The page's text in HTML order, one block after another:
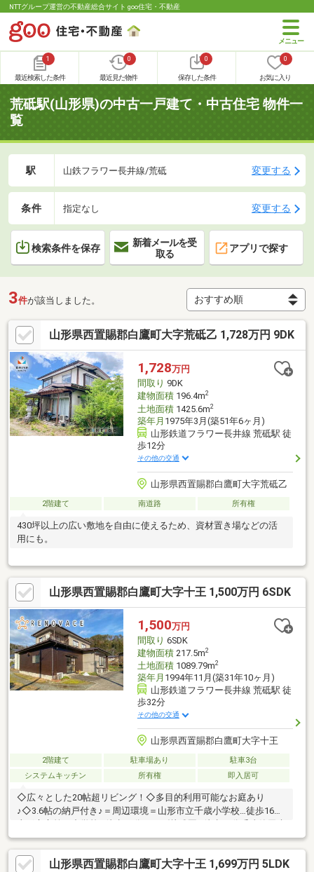
NTTグループ運営の不動産総合サイト goo住宅・不動産
1
最近検索した条件
0
最近見た物件
0
保存した条件
0
お気に入り
荒砥駅(山形県)の中古一戸建て・中古住宅 物件一
覧
駅 山鉄フラワー長井線/荒砥 変更する
条件 指定なし 変更する
検索条件を保存
新着メールを受
取る
アプリで探す
3件が該当しました。
山形県西置賜郡白鷹町大字荒砥乙 1,728万円 9DK
1,728万円
間取り 9DK
建物面積196.4m2
土地面積1425.6m2
築年月 1975年3月(築51年6ヶ月)
山形鉄道フラワー長井線 荒砥駅 徒
歩12分
その他の交通
山形県西置賜郡白鷹町大字荒砥乙
2階建て 南道路 所有権
430坪以上の広い敷地を自由に使えるため、資材置き場などの活
用にも。
山形県西置賜郡白鷹町大字十王 1,500万円 6SDK
1,500万円
間取り 6SDK
建物面積217.5m2
土地面積1089.79m2
築年月 1994年11月(築31年10ヶ月)
山形鉄道フラワー長井線 荒砥駅 徒
歩32分
その他の交通
山形県西置賜郡白鷹町大字十王
2階建て 駐車場あり
駐車3台
システムキッチン
所有権 即入居可
◇広々とした20帖超リビング！◇多目的利用可能なお庭あり
♪◇3.6帖の納戸付き♪＝周辺環境＝山形市立千歳小学校…徒歩16分
院…徒歩17分ヨークベニマル…徒歩17分ウエルシア…徒歩23分セブ
ンイレブン…徒歩15分沖東公園…徒歩16分
山形県西置賜郡白鷹町大字十王 1,699万円 5LDK